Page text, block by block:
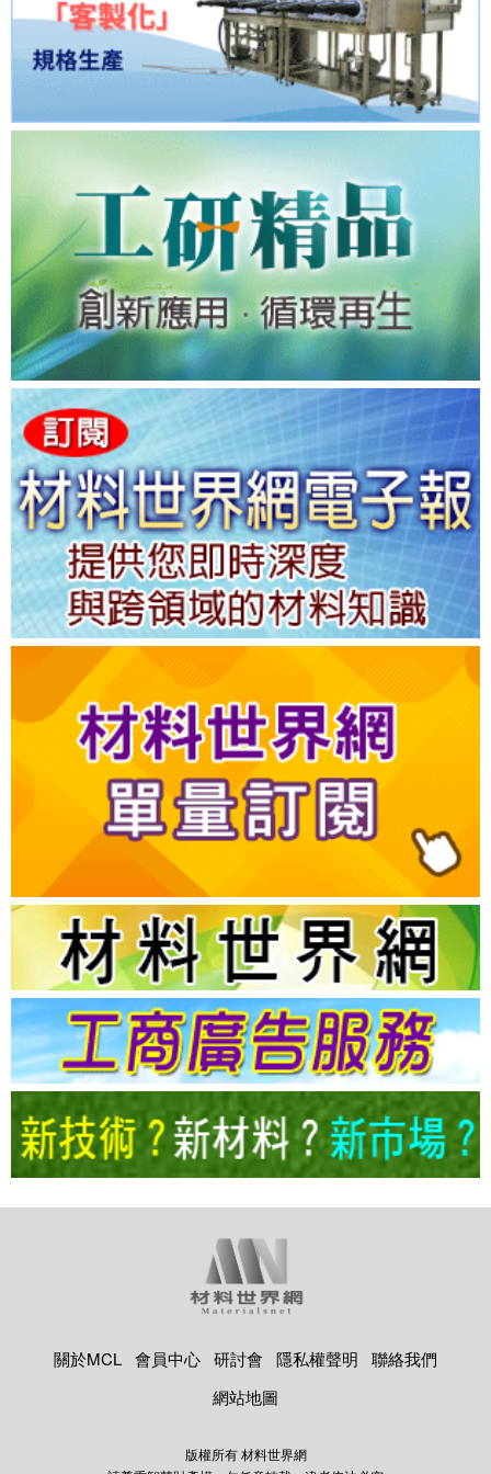
關於MCL 會員中心 研討會 隱私權聲明
聯絡我們
網站地圖
版權所有 材料世界網